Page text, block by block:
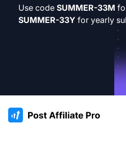
Use code SUMMER-33M
SUMMER-33Y for yearly
:site.title